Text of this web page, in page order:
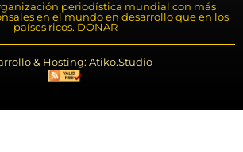
periodística mundial con más
en el mundo en desarrollo que en los
países ricos. DONAR
& Hosting: Atiko.Studio